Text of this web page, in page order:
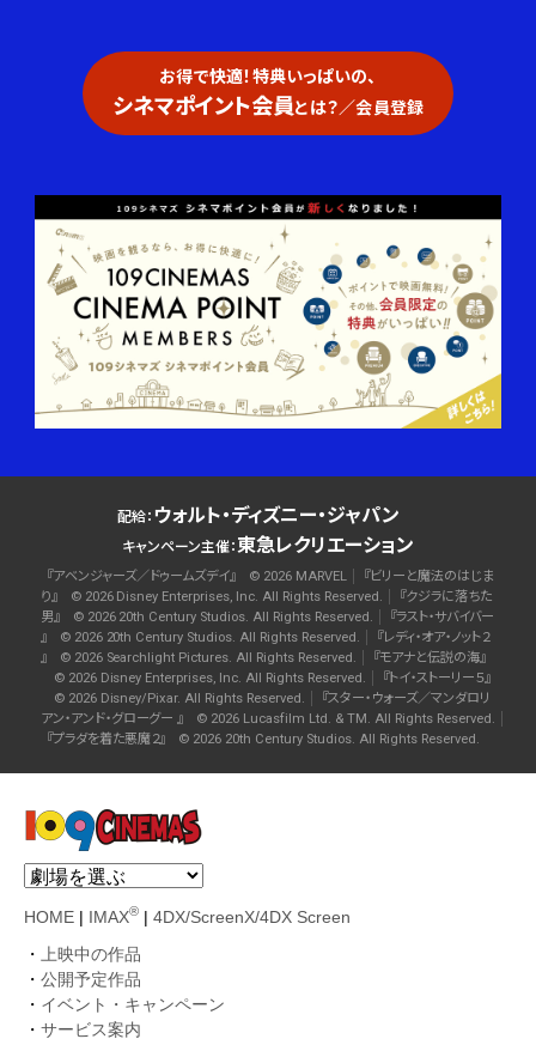
お得で快適！特典いっぱいの、
シネマポイント会員とは？／会員登録
配給： ウォルト・ディズニー・ジャパン
キャンペーン主催：東急レクリエーション
『アベンジャーズ／ドゥームズデイ』 © 2026 MARVEL
『ビリーと魔法のはじま
り』 © 2026 Disney Enterprises, Inc. All Rights Reserved.
『クジラに落ちた
男』 © 2026 20th Century Studios. All Rights Reserved.
『ラスト・サバイバー
』 © 2026 20th Century Studios. All Rights Reserved.
『レディ・オア・ノット２
』 © 2026 Searchlight Pictures. All Rights Reserved.
『モアナと伝説の海』
© 2026 Disney Enterprises, Inc. All Rights Reserved.
『トイ・ストーリー５』
© 2026 Disney/Pixar. All Rights Reserved.
『スター・ウォーズ／マンダロリ
アン・アンド・グローグー 』 © 2026 Lucasfilm Ltd. & TM. All Rights Reserved.
『プラダを着た悪魔２』 © 2026 20th Century Studios. All Rights Reserved.
HOME| IMAX®| 4DX/ScreenX/4DX Screen
上映中の作品
公開予定作品
イベント・キャンペーン
サービス案内